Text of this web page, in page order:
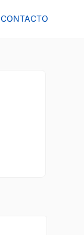
CONTACTO